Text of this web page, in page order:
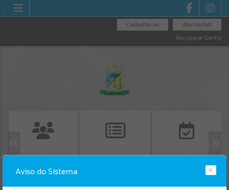
Atende.Net
Cadastre-se
Recuperar Senha
PROTOCOLO
Aviso do Sistema
Erro